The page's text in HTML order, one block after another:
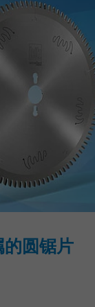
的圆锯片